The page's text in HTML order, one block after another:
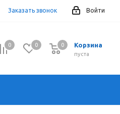
Войти
Заказать звонок
0 0 Корзина
0
пуста
0